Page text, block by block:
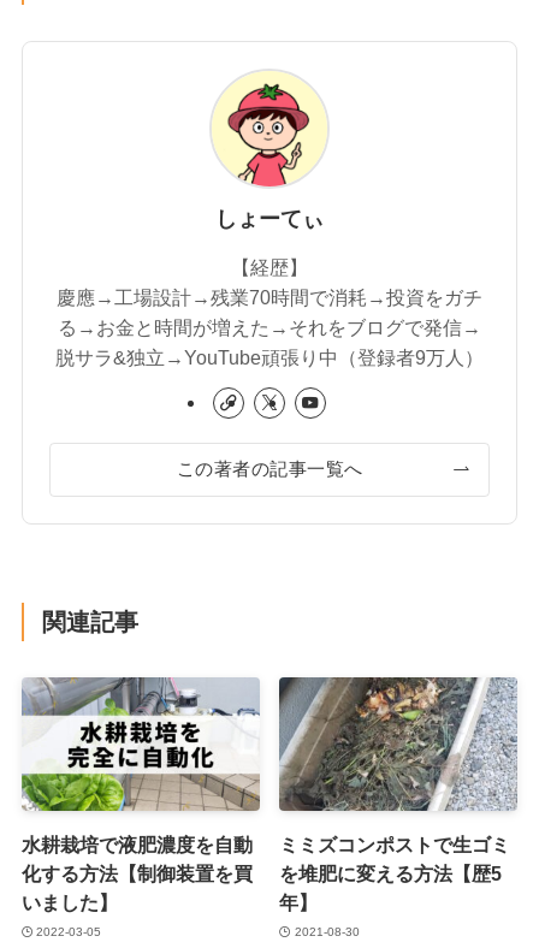
しょーてぃ
【経歴】
慶應→工場設計→残業70時間で消耗→投資をガチ
る→お金と時間が増えた→それをブログで発信→
脱サラ&独立→YouTube頑張り中（登録者9万人）
この著者の記事一覧へ
関連記事
水耕栽培で液肥濃度を自動
化する方法【制御装置を買
いました】
2022-03-05
ミミズコンポストで生ゴミ
を堆肥に変える方法【歴5
年】
2021-08-30